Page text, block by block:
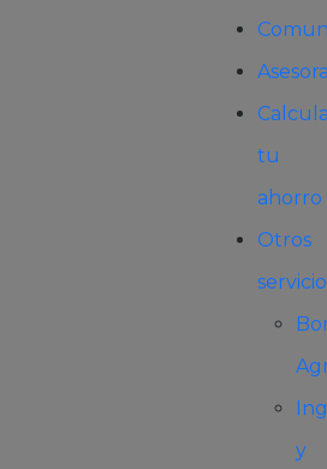
tu
ahorro
Otros
y